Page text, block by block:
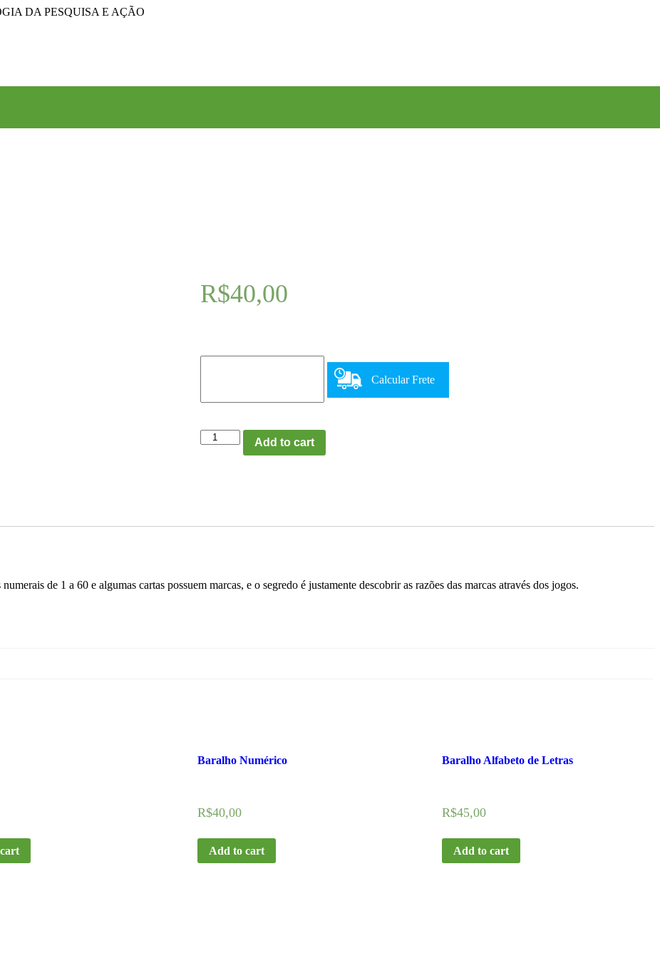
DA PESQUISA E AÇÃO
R$40,00
Calcular Frete
Baralho
Segredo
Add to cart
de 1 a 60 e algumas cartas possuem marcas, e o segredo é justamente descobrir as razões das marcas através dos jogos.
Baralho Numérico
R$40,00
Add to cart
Baralho Alfabeto de Letras
R$45,00
Add to cart